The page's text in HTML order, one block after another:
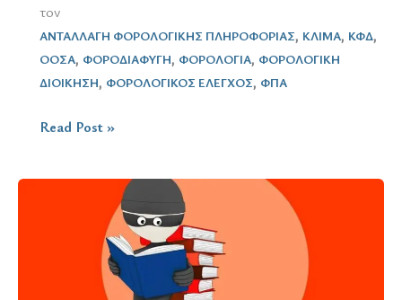
τον
ΑΝΤΑΛΛΑΓΗ ΦΟΡΟΛΟΓΙΚΗΣ ΠΛΗΡΟΦΟΡΙΑΣ, ΚΛΙΜΑ, ΚΦΔ,
ΟΟΣΑ, ΦΟΡΟΔΙΑΦΥΓΗ, ΦΟΡΟΛΟΓΙΑ, ΦΟΡΟΛΟΓΙΚΗ
ΔΙΟΙΚΗΣΗ, ΦΟΡΟΛΟΓΙΚΟΣ ΕΛΕΓΧΟΣ, ΦΠΑ
ΟΟΣΑ
Read Post »